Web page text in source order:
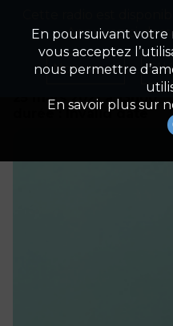
Détails De
25 mars 2021
à 13h00
durée : Invalid date
En poursuivant votre
vous acceptez
nous permettre
En savoir plus sur
Appuyez ci-
Non merci